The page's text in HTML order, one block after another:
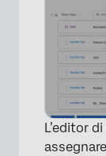
L’editor